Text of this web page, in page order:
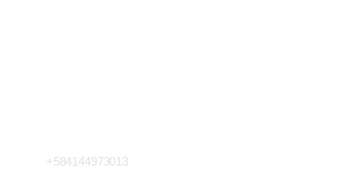
+584144973013